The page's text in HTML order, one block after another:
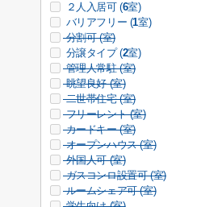
２人入居可 (6室)
バリアフリー (1室)
分割可 (室)
分譲タイプ (2室)
管理人常駐 (室)
眺望良好 (室)
二世帯住宅 (室)
フリーレント (室)
カードキー (室)
オープンハウス (室)
外国人可 (室)
ガスコンロ設置可 (室)
ルームシェア可 (室)